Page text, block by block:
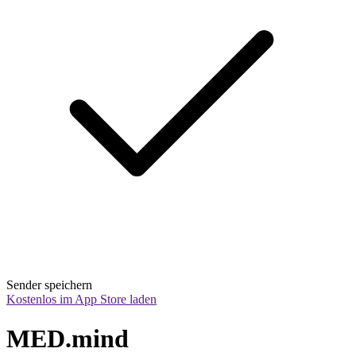
Sender speichern
Kostenlos im App Store laden
MED.mind